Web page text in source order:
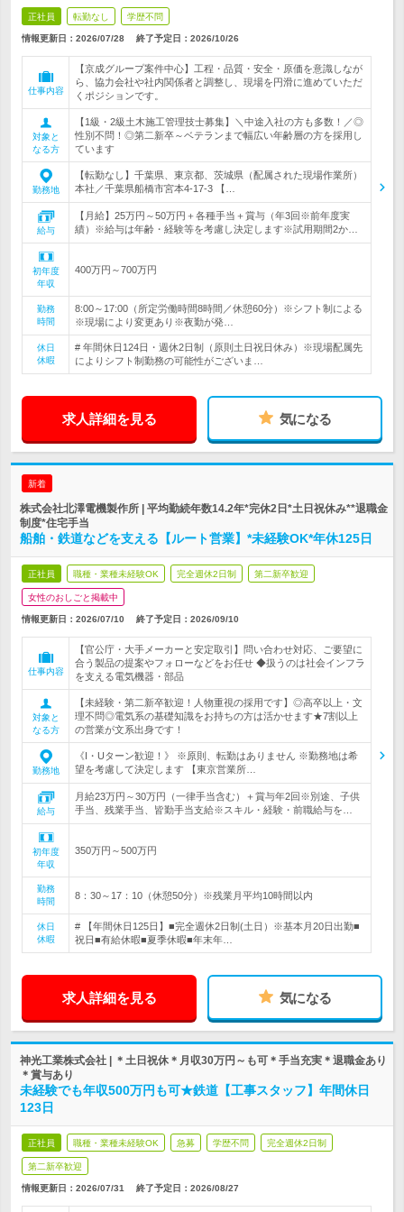
正社員 転勤なし 学歴不問
情報更新日：2026/07/28 終了予定日： 2026/10/26
仕事内容
【京成グループ案件中心】工程・品質・安全・原価を意識しなが
ら、協力会社や社内関係者と調整し、現場を円滑に進めていただ
くポジションです。
対象と
なる方
【1級・2級土木施工管理技士募集】＼中途入社の方も多数！／◎
性別不問！◎第二新卒～ベテランまで幅広い年齢層の方を採用し
ています
勤務地
【転勤なし】千葉県、東京都、茨城県（配属された現場作業所）
本社／千葉県船橋市宮本4-17-3 【…
給与
【月給】25万円～50万円＋各種手当＋賞与（年3回※前年度実
績）※給与は年齢・経験等を考慮し決定します※試用期間2か…
初年度
年収
400万円～700万円
勤務
時間
8:00～17:00（所定労働時間8時間／休憩60分）※シフト制による
※現場により変更あり※夜勤が発…
休日
休暇
# 年間休日124日・週休2日制（原則土日祝日休み）※現場配属先
によりシフト制勤務の可能性がございま…
求人詳細を見る 気になる
新着
株式会社北澤電機製作所 | 平均勤続年数14.2年*完休2日*土日祝休み**退職金
制度*住宅手当
船舶・鉄道などを支える【ルート営業】*未経験OK*年休125日
正社員 職種・業種未経験OK 完全週休2日制 第二新卒歓迎
女性のおしごと掲載中
情報更新日：2026/07/10 終了予定日： 2026/09/10
仕事内容
【官公庁・大手メーカーと安定取引】問い合わせ対応、ご要望に
合う製品の提案やフォローなどをお任せ ◆扱うのは社会インフラ
を支える電気機器・部品
対象と
なる方
【未経験・第二新卒歓迎！人物重視の採用です】◎高卒以上・文
理不問◎電気系の基礎知識をお持ちの方は活かせます★7割以上
の営業が文系出身です！
勤務地
《I・Uターン歓迎！》 ※原則、転勤はありません ※勤務地は希
望を考慮して決定します 【東京営業所…
給与
月給23万円～30万円（一律手当含む）＋賞与年2回※別途、子供
手当、残業手当、皆勤手当支給※スキル・経験・前職給与を…
初年度
年収
350万円～500万円
勤務
時間
8：30～17：10（休憩50分）※残業月平均10時間以内
休日
休暇
# 【年間休日125日】■完全週休2日制(土日）※基本月20日出勤■
祝日■有給休暇■夏季休暇■年末年…
求人詳細を見る 気になる
神光工業株式会社 | ＊土日祝休＊月収30万円～も可＊手当充実＊退職金あり
＊賞与あり
未経験でも年収500万円も可★鉄道【工事スタッフ】年間休日
123日
正社員 職種・業種未経験OK 急募 学歴不問 完全週休2日制
第二新卒歓迎
情報更新日：2026/07/31 終了予定日： 2026/08/27